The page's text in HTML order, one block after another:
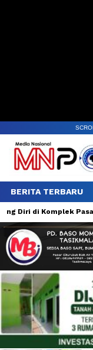
BERITA TERBARU
Diri di Komplek Pasar